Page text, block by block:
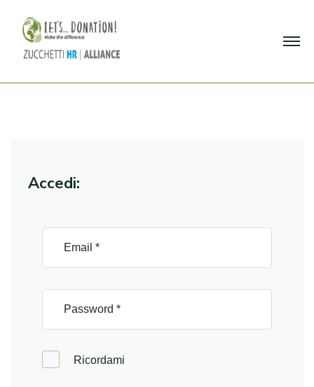
Accedi:
Ricordami